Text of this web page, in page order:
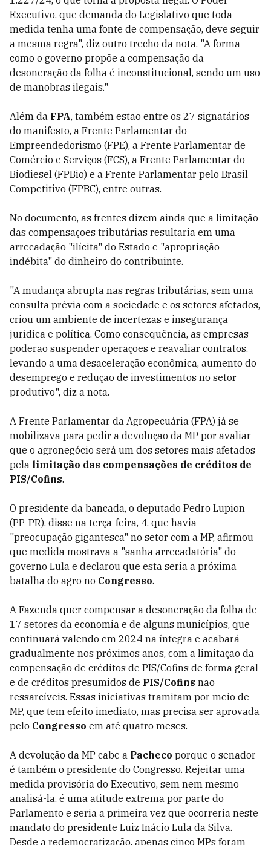
Executivo, que demanda do Legislativo que toda
medida tenha uma fonte de compensação, deve seguir
a mesma regra", diz outro trecho da nota. "A forma
como o governo propõe a compensação da
desoneração da folha é inconstitucional, sendo um uso
de manobras ilegais."
Além da FPA, também estão entre os 27 signatários
do manifesto, a Frente Parlamentar do
Empreendedorismo (FPE), a Frente Parlamentar de
Comércio e Serviços (FCS), a Frente Parlamentar do
Biodiesel (FPBio) e a Frente Parlamentar pelo Brasil
Competitivo (FPBC), entre outras.
No documento, as frentes dizem ainda que a limitação
das compensações tributárias resultaria em uma
arrecadação "ilícita" do Estado e "apropriação
indébita" do dinheiro do contribuinte.
"A mudança abrupta nas regras tributárias, sem uma
consulta prévia com a sociedade e os setores afetados,
criou um ambiente de incertezas e insegurança
jurídica e política. Como consequência, as empresas
poderão suspender operações e reavaliar contratos,
levando a uma desaceleração econômica, aumento do
desemprego e redução de investimentos no setor
produtivo", diz a nota.
A Frente Parlamentar da Agropecuária (FPA) já se
mobilizava para pedir a devolução da MP por avaliar
que o agronegócio será um dos setores mais afetados
pela limitação das compensações de créditos de
PIS/Cofins.
O presidente da bancada, o deputado Pedro Lupion
(PP-PR), disse na terça-feira, 4, que havia
"preocupação gigantesca" no setor com a MP, afirmou
que medida mostrava a "sanha arrecadatória" do
governo Lula e declarou que esta seria a próxima
batalha do agro no Congresso.
A Fazenda quer compensar a desoneração da folha de
17 setores da economia e de alguns municípios, que
continuará valendo em 2024 na íntegra e acabará
gradualmente nos próximos anos, com a limitação da
compensação de créditos de PIS/Cofins de forma geral
e de créditos presumidos de PIS/Cofins não
ressarcíveis. Essas iniciativas tramitam por meio de
MP, que tem efeito imediato, mas precisa ser aprovada
pelo Congresso em até quatro meses.
A devolução da MP cabe a Pacheco porque o senador
é também o presidente do Congresso. Rejeitar uma
medida provisória do Executivo, sem nem mesmo
analisá-la, é uma atitude extrema por parte do
Parlamento e seria a primeira vez que ocorreria neste
mandato do presidente Luiz Inácio Lula da Silva.
Desde a redemocratização, apenas cinco MPs foram